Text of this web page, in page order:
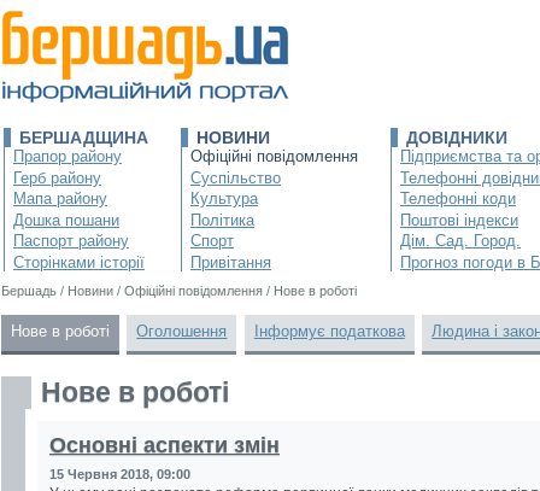
БЕРШАДЩИНА
Прапор району
Герб району
Мапа району
Дошка пошани
Паспорт району
Сторінками історії
НОВИНИ
Офіційні повідомлення
Суспільство
Культура
Політика
Спорт
Привітання
ДОВІДНИКИ
Підприємства та
Телефонні
Телефонні коди
Поштові індекси
Дім. Сад. Город.
Прогноз погоди в
Бершадь / Новини / Офіційні повідомлення / Нове в роботі
Нове в роботі Оголошення Інформує податкова Людина і
Нове в роботі
Основні аспекти змін
15 Червня 2018, 09:00